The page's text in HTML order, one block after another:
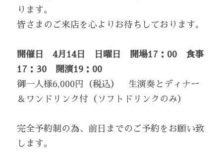
ります。
皆さまのご来店を心よりお待ちしております。
開催日　4月14日　日曜日　開場17：00　食事
17：30　開演19：00
御一人様6,000円（税込）　生演奏とディナー
＆ワンドリンク付（ソフトドリンクのみ）
完全予約制の為、前日までのご予約をお願い致
します。